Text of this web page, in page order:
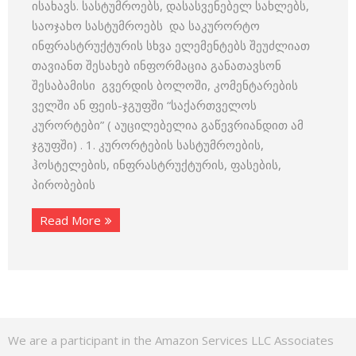
ისახავს. სასტუმროებს, დასასვენებელ სახლებს,
საოჯახო სასტუმროებს და საკურორტო
ინფრასტრუქტურის სხვა ელემენტებს შეუძლიათ
თავიანთ შესახებ ინფორმაცია განათავსონ
შესაბამისი გვერდის ბოლოში, კომენტარების
ველში ან ფეის-ჯგუფში “საქართველოს
კურორტები” ( აუცილებელია გაწევრიანდით ამ
ჯგუფში) . 1. კურორტების სასტუმროების,
ჰოსტელების, ინფრასტრუქტურის, ფასების,
პირობების
Read More
We are a participant in the Amazon Services LLC Associates